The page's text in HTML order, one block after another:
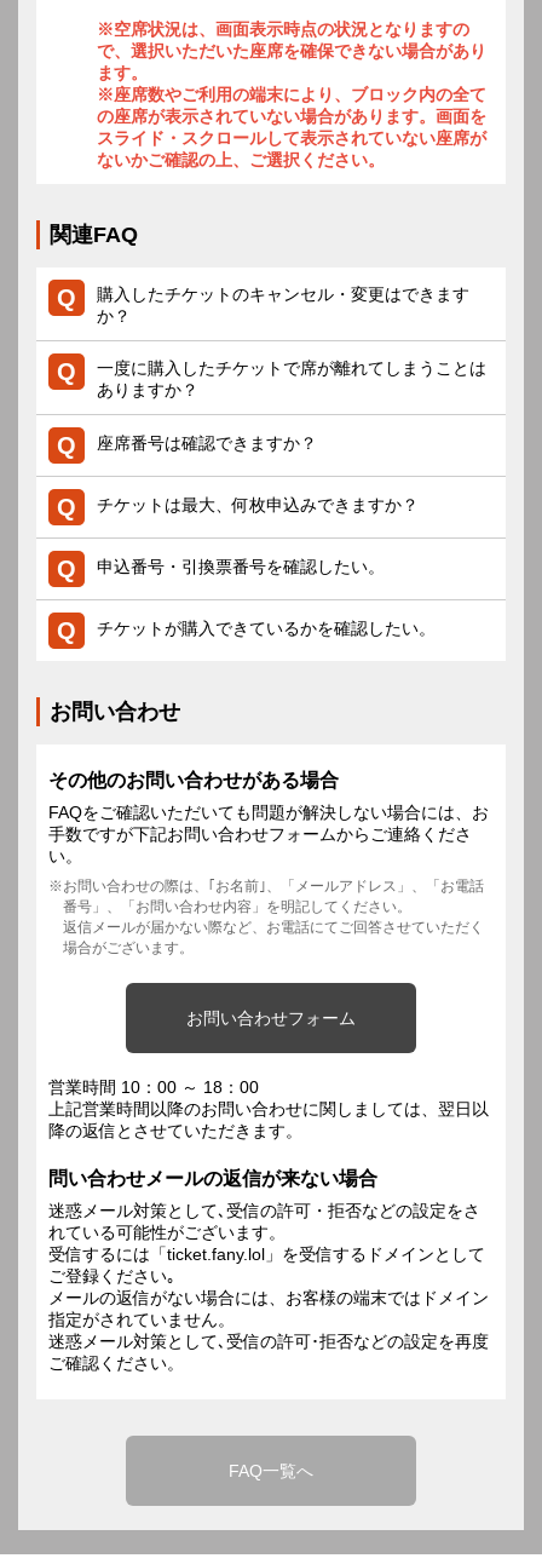
※空席状況は、画面表示時点の状況となりますの
で、選択いただいた座席を確保できない場合があり
ます。
※座席数やご利用の端末により、ブロック内の全て
の座席が表示されていない場合があります。画面を
スライド・スクロールして表示されていない座席が
ないかご確認の上、ご選択ください。
関連FAQ
購入したチケットのキャンセル・変更はできます
か？
一度に購入したチケットで席が離れてしまうことは
ありますか？
座席番号は確認できますか？
チケットは最大、何枚申込みできますか？
申込番号・引換票番号を確認したい。
チケットが購入できているかを確認したい。
お問い合わせ
その他のお問い合わせがある場合
FAQをご確認いただいても問題が解決しない場合には、お
手数ですが下記お問い合わせフォームからご連絡くださ
い。
お問い合わせの際は、｢お名前｣、「メールアドレス」、「お電話
番号」、「お問い合わせ内容」を明記してください。
返信メールが届かない際など、お電話にてご回答させていただく
場合がございます。
お問い合わせフォーム
営業時間 10：00 ～ 18：00
上記営業時間以降のお問い合わせに関しましては、翌日以
降の返信とさせていただきます。
問い合わせメールの返信が来ない場合
迷惑メール対策として､受信の許可・拒否などの設定をさ
れている可能性がございます。
受信するには「ticket.fany.lol」を受信するドメインとして
ご登録ください｡
メールの返信がない場合には、お客様の端末ではドメイン
指定がされていません。
迷惑メール対策として､受信の許可･拒否などの設定を再度
ご確認ください。
FAQ一覧へ